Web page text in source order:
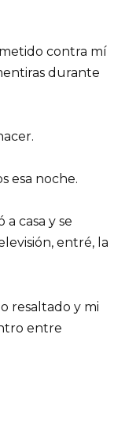
contra mí
durante
esa noche.
casa y se
entré, la
resaltado y mi
entre